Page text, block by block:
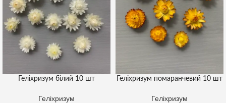
Геліхризум білий 10 шт
Геліхризум
Геліхризум помаранчевий 10 шт
Геліхризум